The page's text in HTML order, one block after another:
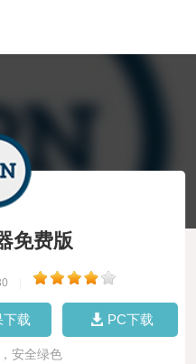
免费版
下载 PC下载
安全绿色